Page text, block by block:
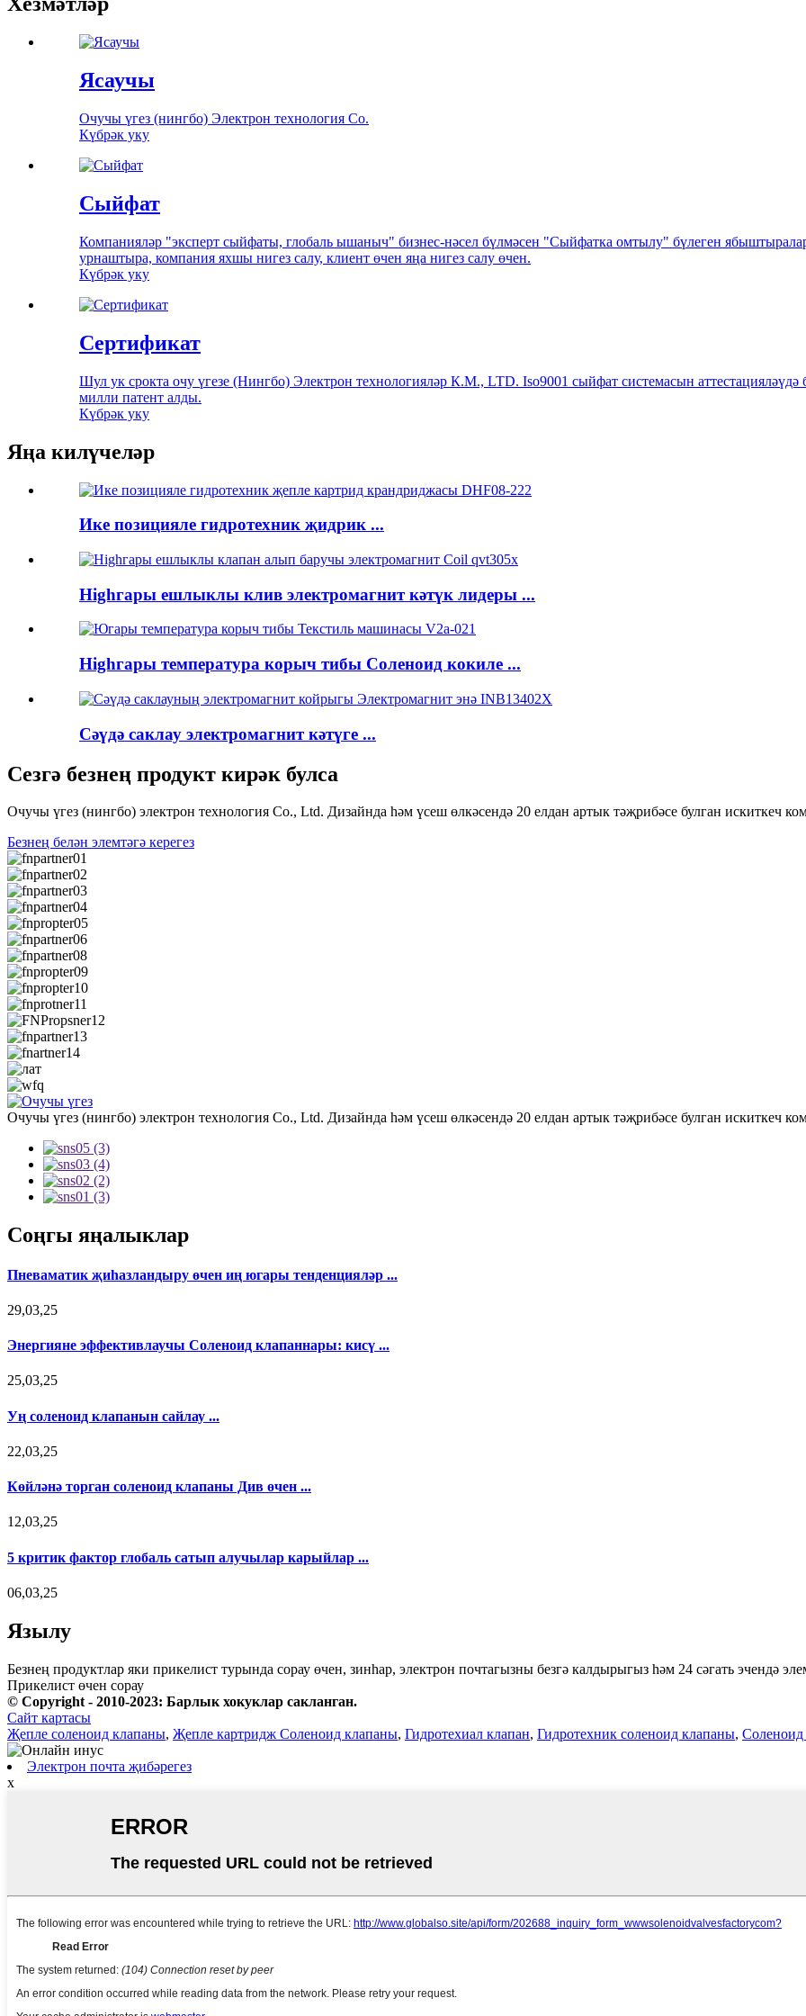
Ясаучы
Очучы үгез (нингбо) Электрон технология Co.
Күбрәк уку
Сыйфат
Компанияләр "эксперт сыйфаты, глобаль ышаныч" бизнес-нәсел бүлмәсен "Сыйфатка омтылу" бүлеген
урнаштыра, компания яхшы нигез салу, клиент өчен яңа нигез салу өчен.
Күбрәк уку
Сертификат
Шул ук срокта очу үгезе (Нингбо) Электрон технологияләр К.М., LTD. Iso9001 сыйфат системасын
милли патент алды.
Күбрәк уку
Яңа килүчеләр
Ике позицияле гидротехник җидрик ...
Highгары ешлыклы клив электромагнит кәтүк лидеры ...
Highгары температура корыч тибы Соленоид кокиле ...
Сәүдә саклау электромагнит кәтүге ...
Сезгә безнең продукт кирәк булса
Очучы үгез (нингбо) электрон технология Co., Ltd. Дизайнда һәм үсеш өлкәсендә 20 елдан артык тәҗрибәсе булган искиткеч
Безнең белән элемтәгә керегез
Очучы үгез (нингбо) электрон технология Co., Ltd. Дизайнда һәм үсеш өлкәсендә 20 елдан артык тәҗрибәсе булган искиткеч
Соңгы яңалыклар
Пневаматик җиһазландыру өчен иң югары тенденцияләр ...
29,03,25
Энергияне эффективлаучы Соленоид клапаннары: кисү ...
25,03,25
Уң соленоид клапанын сайлау ...
22,03,25
Көйләнә торган соленоид клапаны Див өчен ...
12,03,25
5 критик фактор глобаль сатып алучылар карыйлар ...
06,03,25
Язылу
Безнең продуктлар яки прикелист турында сорау өчен, зинһар, электрон почтагызны безгә калдырыгыз һәм 24 сәгать эчендә
Прикелист өчен сорау
© Copyright - 2010-2023: Барлык хокуклар сакланган.
Сайт картасы
Җепле соленоид клапаны, Җепле картридж Соленоид клапаны, Гидротехиал клапан, Гидротехник соленоид клапаны, Соленоид
Электрон почта җибәрегез
x